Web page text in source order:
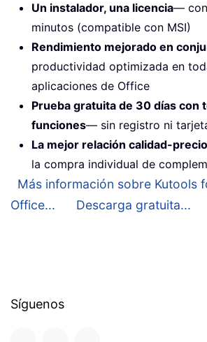
Un instalador, una licencia—
minutos (compatible con MSI)
Rendimiento mejorado en
productividad optimizada en
aplicaciones de Office
Prueba gratuita de 30 días con
funciones— sin registro ni
La mejor relación calidad-precio
la compra individual de
Más información sobre Kutools
Office...
Descarga gratuita...
Síguenos